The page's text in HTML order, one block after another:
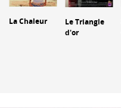
La Chaleur
Le Triangle
d'or